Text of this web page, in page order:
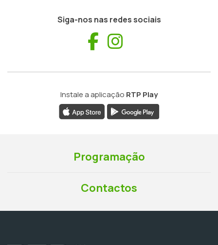
Siga-nos nas redes sociais
Facebook
Instale a aplicação RTP Play
Programação
Contactos